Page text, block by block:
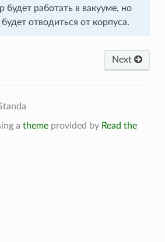
будет работать в вакууме, но
отводиться от корпуса.
Next
a themeprovided by Read the